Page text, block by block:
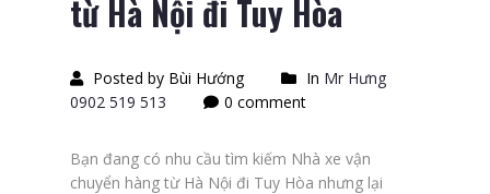
từ Hà Nội đi Tuy Hòa
Posted by Bùi Hướng In Mr Hưng
0902 519 513
0 comment
Bạn đang có nhu cầu tìm kiếm Nhà xe vận
chuyển hàng từ Hà Nội đi Tuy Hòa nhưng lại